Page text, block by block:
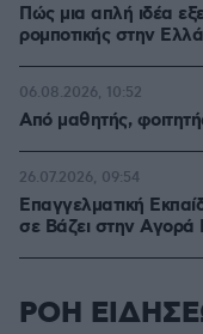
Πώς μια απλή ιδέα
ρομποτικής στην
Από μαθητής,
06.08.2026, 10:52
Επαγγελματική
σε Bάζει στην Aγορά
26.07.2026, 09:54
ΡΟΗ